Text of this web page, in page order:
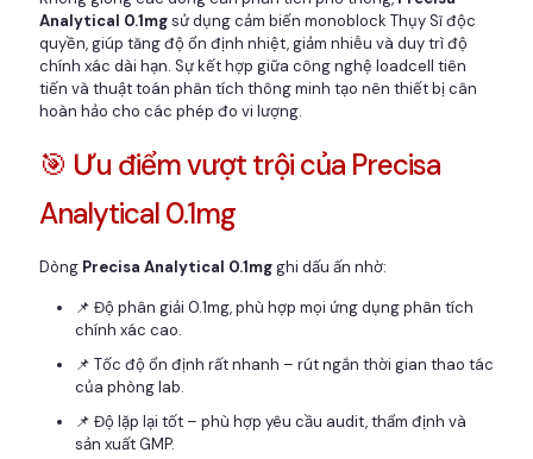
Analytical 0.1mgsử dụng cảm biến monoblock Thụy Sĩ độc
quyền, giúp tăng độ ổn định nhiệt, giảm nhiễu và duy trì độ
chính xác dài hạn. Sự kết hợp giữa công nghệ loadcell tiên
tiến và thuật toán phân tích thông minh tạo nên thiết bị cân
hoàn hảo cho các phép đo vi lượng.
🎯 Ưu điểm vượt trội của Precisa
Analytical 0.1mg
Dòng Precisa Analytical 0.1mgghi dấu ấn nhờ:
📌 Độ phân giải 0.1mg, phù hợp mọi ứng dụng phân tích
chính xác cao.
📌 Tốc độ ổn định rất nhanh – rút ngắn thời gian thao tác
của phòng lab.
📌 Độ lặp lại tốt – phù hợp yêu cầu audit, thẩm định và
sản xuất GMP.